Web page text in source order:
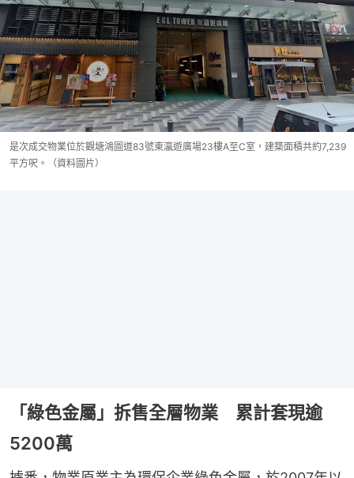
是次成交物業位於觀塘鴻圖道83號東瀛遊廣場23樓A至C室，建築面積共約7,239
平方呎。（資料圖片）
「綠色金屬」拆售全層物業 累計套現逾
5200萬